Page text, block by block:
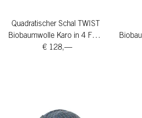
Quadratischer Schal TWIST
Biobaumwolle Karo in 4 Farben
€ 128,—